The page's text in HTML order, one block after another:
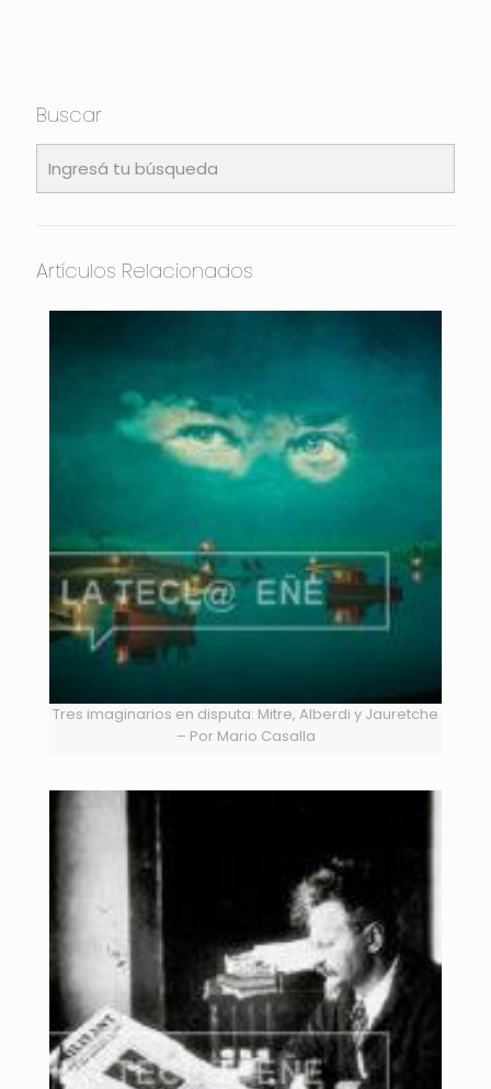
Buscar
Artículos Relacionados
Tres imaginarios en disputa: Mitre, Alberdi y Jauretche
– Por Mario Casalla